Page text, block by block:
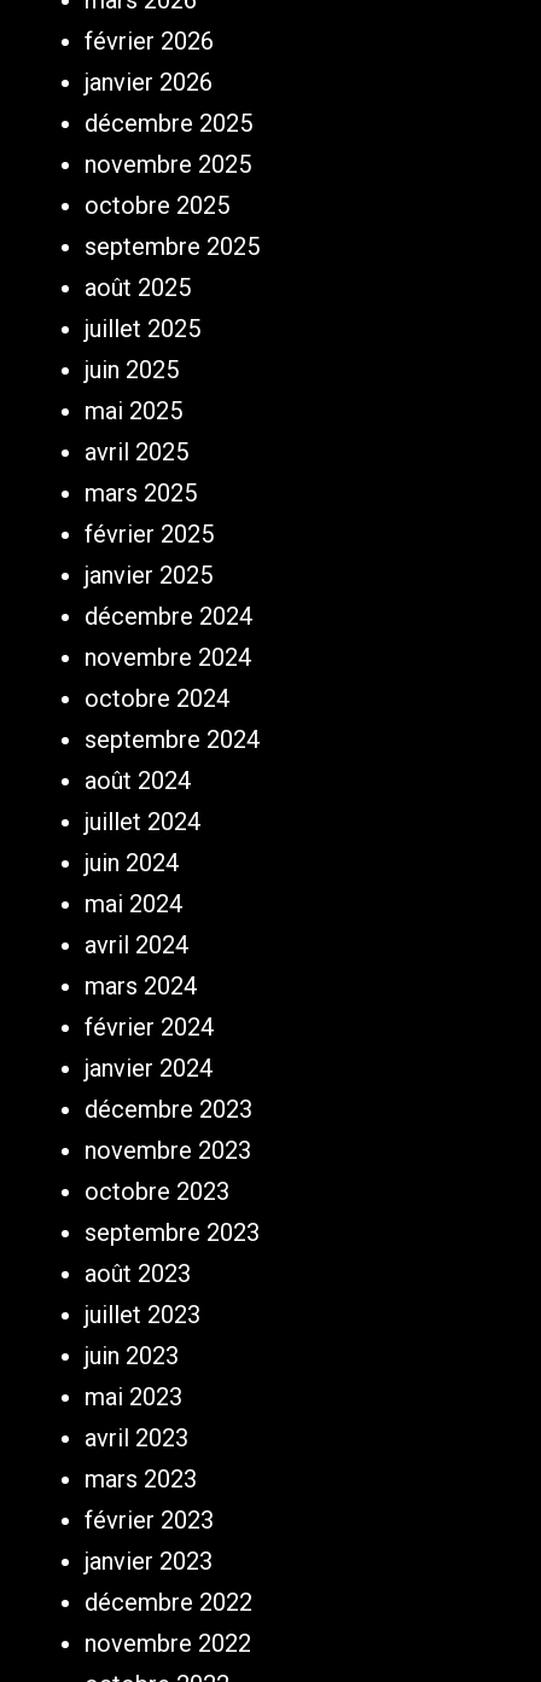
février 2026
janvier 2026
décembre 2025
novembre 2025
octobre 2025
septembre 2025
août 2025
juillet 2025
juin 2025
mai 2025
avril 2025
mars 2025
février 2025
janvier 2025
décembre 2024
novembre 2024
octobre 2024
septembre 2024
août 2024
juillet 2024
juin 2024
mai 2024
avril 2024
mars 2024
février 2024
janvier 2024
décembre 2023
novembre 2023
octobre 2023
septembre 2023
août 2023
juillet 2023
juin 2023
mai 2023
avril 2023
mars 2023
février 2023
janvier 2023
décembre 2022
novembre 2022